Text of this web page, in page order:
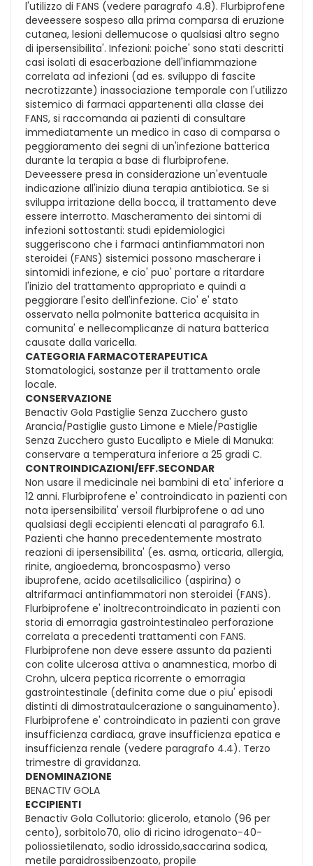
l'utilizzo di FANS (vedere paragrafo 4.8). Flurbiprofene
deveessere sospeso alla prima comparsa di eruzione
cutanea, lesioni dellemucose o qualsiasi altro segno
di ipersensibilita'. Infezioni: poiche' sono stati descritti
casi isolati di esacerbazione dell'infiammazione
correlata ad infezioni (ad es. sviluppo di fascite
necrotizzante) inassociazione temporale con l'utilizzo
sistemico di farmaci appartenenti alla classe dei
FANS, si raccomanda ai pazienti di consultare
immediatamente un medico in caso di comparsa o
peggioramento dei segni di un'infezione batterica
durante la terapia a base di flurbiprofene.
Deveessere presa in considerazione un'eventuale
indicazione all'inizio diuna terapia antibiotica. Se si
sviluppa irritazione della bocca, il trattamento deve
essere interrotto. Mascheramento dei sintomi di
infezioni sottostanti: studi epidemiologici
suggeriscono che i farmaci antinfiammatori non
steroidei (FANS) sistemici possono mascherare i
sintomidi infezione, e cio' puo' portare a ritardare
l'inizio del trattamento appropriato e quindi a
peggiorare l'esito dell'infezione. Cio' e' stato
osservato nella polmonite batterica acquisita in
comunita' e nellecomplicanze di natura batterica
causate dalla varicella.
CATEGORIA FARMACOTERAPEUTICA
Stomatologici, sostanze per il trattamento orale
locale.
CONSERVAZIONE
Benactiv Gola Pastiglie Senza Zucchero gusto
Arancia/Pastiglie gusto Limone e Miele/Pastiglie
Senza Zucchero gusto Eucalipto e Miele di Manuka:
conservare a temperatura inferiore a 25 gradi C.
CONTROINDICAZIONI/EFF.SECONDAR
Non usare il medicinale nei bambini di eta' inferiore a
12 anni. Flurbiprofene e' controindicato in pazienti con
nota ipersensibilita' versoil flurbiprofene o ad uno
qualsiasi degli eccipienti elencati al paragrafo 6.1.
Pazienti che hanno precedentemente mostrato
reazioni di ipersensibilita' (es. asma, orticaria, allergia,
rinite, angioedema, broncospasmo) verso
ibuprofene, acido acetilsalicilico (aspirina) o
altrifarmaci antinfiammatori non steroidei (FANS).
Flurbiprofene e' inoltrecontroindicato in pazienti con
storia di emorragia gastrointestinaleo perforazione
correlata a precedenti trattamenti con FANS.
Flurbiprofene non deve essere assunto da pazienti
con colite ulcerosa attiva o anamnestica, morbo di
Crohn, ulcera peptica ricorrente o emorragia
gastrointestinale (definita come due o piu' episodi
distinti di dimostrataulcerazione o sanguinamento).
Flurbiprofene e' controindicato in pazienti con grave
insufficienza cardiaca, grave insufficienza epatica e
insufficienza renale (vedere paragrafo 4.4). Terzo
trimestre di gravidanza.
DENOMINAZIONE
BENACTIV GOLA
ECCIPIENTI
Benactiv Gola Collutorio: glicerolo, etanolo (96 per
cento), sorbitolo70, olio di ricino idrogenato-40-
poliossietilenato, sodio idrossido,saccarina sodica,
metile paraidrossibenzoato, propile